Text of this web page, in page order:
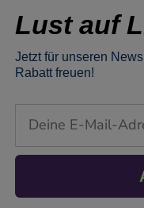
Lust auf
Jetzt für unseren
Rabatt freuen!